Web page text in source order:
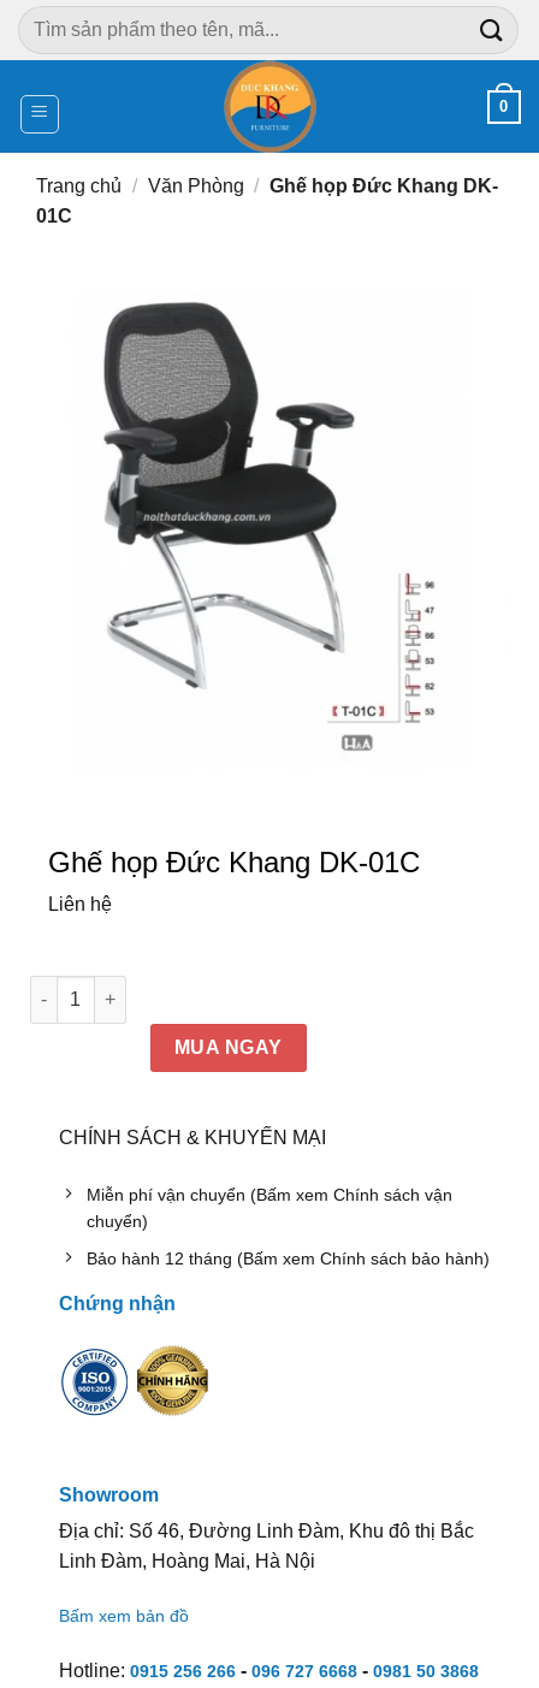
Chuyển
đến
dung
Tìm
kiếm:
0
Trang chủ / Văn Phòng / Ghế họp Đức Khang DK-
01C
Ghế họp Đức Khang DK-01C
Liên hệ
Ghế họp Đức Khang DK-01C số lượng
MUA NGAY
CHÍNH SÁCH & KHUYẾN MẠI
Miễn phí vận chuyển (Bấm xem Chính sách vận
chuyển)
Bảo hành 12 tháng (Bấm xem Chính sách bảo hành)
Chứng nhận
Showroom
Địa chỉ: Số 46, Đường Linh Đàm, Khu đô thị Bắc
Linh Đàm, Hoàng Mai, Hà Nội
Bấm xem bản đồ
Hotline: 0915 256 266- 096 727 6668- 0981 50 3868